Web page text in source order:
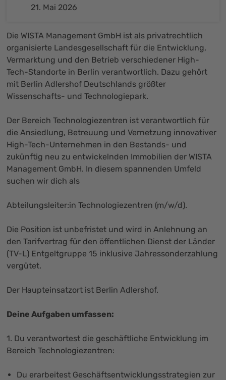
21. Mai 2026
Die WISTA Management GmbH ist als privatrechtlich
organisierte Landesgesellschaft für die Entwicklung,
Vermarktung und den Betrieb verschiedener High-
Tech-Standorte in Berlin verantwortlich. Dazu gehört
mit Berlin Adlershof Deutschlands größter
Wissenschafts- und Technologiepark.
Der Bereich Technologiezentren ist verantwortlich für
die Ansiedlung, Betreuung und Vernetzung innovativer
High-Tech-Unternehmen in den Bestands- und
zukünftig neu zu entwickelnden Immobilien der WISTA
Management GmbH. In diesem spannenden Umfeld
suchen wir dich als
Abteilungsleiter:in Technologiezentren (m/w/d).
Die Position ist unbefristet und wird in Anlehnung an
den Tarifvertrag für den öffentlichen Dienst der Länder
(TV-L) Entgeltgruppe 15 inklusive Jahressonderzahlung
vergütet.
Der Haupteinsatzort ist Berlin Adlershof.
Deine Aufgaben umfassen:
1. Du verantwortest die geschäftliche Entwicklung im
Bereich Technologiezentren:
Du erarbeitest Geschäftsentwicklungsstrategien zur